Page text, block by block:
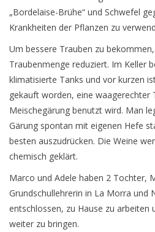
„Bordelaise-Brühe“ und Schwefel
Krankheiten der Pflanzen zu
Um bessere Trauben zu
Traubenmenge reduziert. Im Keller
klimatisierte Tanks und vor kurzen
gekauft worden, eine waagerechter
Meischegärung benutzt wird. Man
Gärung spontan mit eigenen Hefe
besten auszudrücken. Die Weine
chemisch geklärt.
Marco und Adele haben 2 Tochter,
Grundschullehrerin in La Morra und
entschlossen, zu Hause zu arbeiten
weiter zu bringen.